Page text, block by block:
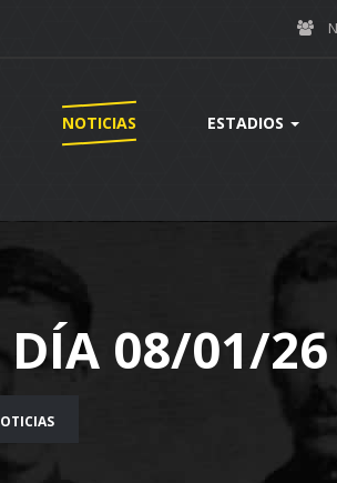
NOTICIAS ESTADIOS
DÍA 08/01/26